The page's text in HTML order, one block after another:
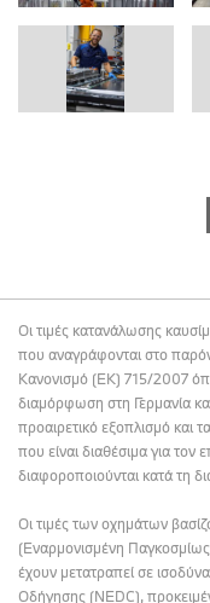
Οι τιμές κατανάλωσης
που αναγράφονται στο
Κανονισμό (ΕΚ) 715/2007
διαμόρφωση στη Γερμανία
προαιρετικό εξοπλισμό και
που είναι διαθέσιμα για τον
διαφοροποιούνται κατά τη
Οι τιμές των οχημάτων
(Εναρμονισμένη
έχουν μετατραπεί σε
Οδήγησης (NEDC),